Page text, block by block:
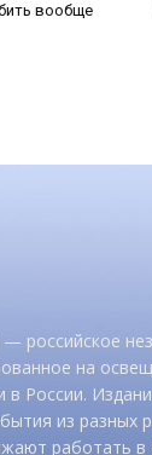
вообще
— российское
на
России.
из разных
работать в